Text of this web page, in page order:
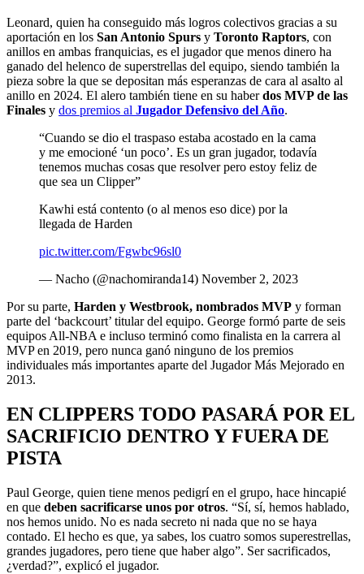
Leonard, quien ha conseguido más logros colectivos gracias a su
aportación en los San Antonio Spurs y Toronto Raptors, con
anillos en ambas franquicias, es el jugador que menos dinero ha
ganado del helenco de superstrellas del equipo, siendo también la
pieza sobre la que se depositan más esperanzas de cara al asalto al
anillo en 2024. El alero también tiene en su haberdos MVP de las
Finales y dos premios al Jugador Defensivo del Año.
“Cuando se dio el traspaso estaba acostado en la cama
y me emocioné ‘un poco’. Es un gran jugador, todavía
tenemos muchas cosas que resolver pero estoy feliz de
que sea un Clipper”
Kawhi está contento (o al menos eso dice) por la
llegada de Harden
pic.twitter.com/Fgwbc96sl0
— Nacho (@nachomiranda14) November 2, 2023
Por su parte, Harden y Westbrook, nombrados MVP y forman
parte del ‘backcourt’ titular del equipo. George formó parte de seis
equipos All-NBA e incluso terminó como finalista en la carrera al
MVP en 2019, pero nunca ganó ninguno de los premios
individuales más importantes aparte del Jugador Más Mejorado en
2013.
EN CLIPPERS TODO PASARÁ POR EL
SACRIFICIO DENTRO Y FUERA DE
PISTA
Paul George, quien tiene menos pedigrí en el grupo, hace hincapié
en que deben sacrificarse unos por otros. “Sí, sí, hemos hablado,
nos hemos unido. No es nada secreto ni nada que no se haya
contado. El hecho es que, ya sabes, los cuatro somos superestrellas,
grandes jugadores, pero tiene que haber algo”. Ser sacrificados,
¿verdad?”, explicó el jugador.